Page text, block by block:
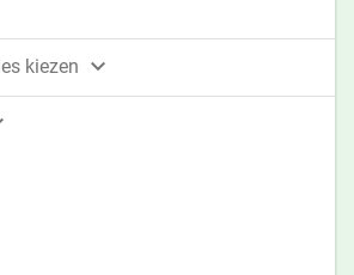
kiezen 